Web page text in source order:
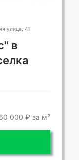
улица, 41
в
000 ₽ за м²